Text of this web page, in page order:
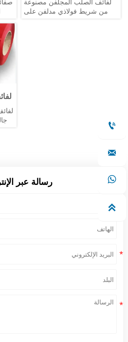
لفائف الصلب المجلفن مصنوعة
من شريط فولاذي مدلفن على
رسالة عبر



